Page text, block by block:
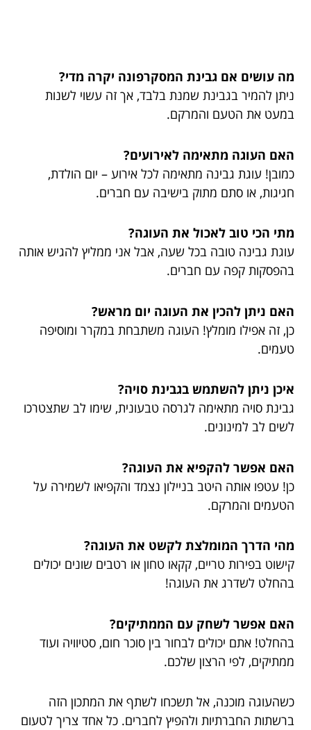
מה עושים אם גבינת המסקרפונה יקרה מדי?
ניתן להמיר בגבינת שמנת בלבד, אך זה עשוי לשנות
במעט את הטעם והמרקם.
האם העוגה מתאימה לאירועים?
כמובן! עוגת גבינה מתאימה לכל אירוע – יום הולדת,
חגיגות, או סתם מתוק בישיבה עם חברים.
מתי הכי טוב לאכול את העוגה?
עוגת גבינה טובה בכל שעה, אבל אני ממליץ להגיש אותה
בהפסקות קפה עם חברים.
האם ניתן להכין את העוגה יום מראש?
כן, זה אפילו מומלץ! העוגה משתבחת במקרר ומוסיפה
טעמים.
איכן ניתן להשתמש בגבינת סויה?
גבינת סויה מתאימה לגרסה טבעונית, שימו לב שתצטרכו
לשים לב למינונים.
האם אפשר להקפיא את העוגה?
כן! עטפו אותה היטב בניילון נצמד והקפיאו לשמירה על
הטעמים והמרקם.
מהי הדרך המומלצת לקשט את העוגה?
קישוט בפירות טריים, קקאו טחון או רטבים שונים יכולים
בהחלט לשדרג את העוגה!
האם אפשר לשחק עם הממתיקים?
בהחלט! אתם יכולים לבחור בין סוכר חום, סטיוויה ועוד
ממתיקים, לפי הרצון שלכם.
כשהעוגה מוכנה, אל תשכחו לשתף את המתכון הזה
ברשתות החברתיות ולהפיץ לחברים. כל אחד צריך לטעום